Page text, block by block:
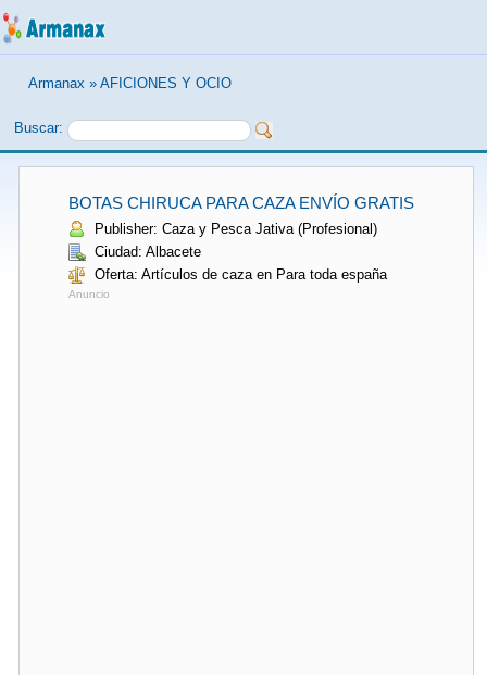
Armanax » AFICIONES Y OCIO
Buscar:
BOTAS CHIRUCA PARA CAZA ENVÍO GRATIS
Publisher: Caza y Pesca Jativa (Profesional)
Ciudad: Albacete
Oferta: Artículos de caza en Para toda españa
Anuncio